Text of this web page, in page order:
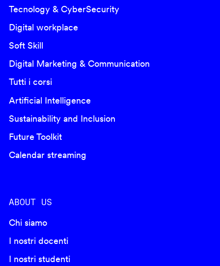
Tecnology & CyberSecurity
Digital workplace
Soft Skill
Digital Marketing & Communication
Tutti i corsi
Artificial Intelligence
Sustainability and Inclusion
Future Toolkit
Calendar streaming
ABOUT US
Chi siamo
I nostri docenti
I nostri studenti